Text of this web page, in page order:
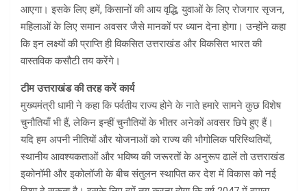
आएगा। इसके लिए हमें, किसानों की आय वृद्धि, युवाओं के लिए रोजगार सृजन,
महिलाओं के लिए समान अवसर जैसे मानकों पर ध्यान देना होगा। उन्होंने कहा
कि इन लक्ष्यों की प्राप्ति ही विकसित उत्तराखंड और विकसित भारत की
वास्तविक कसौटी तय करेंगे।
टीम उत्तराखंड की तरह करें कार्य
मुख्यमंत्री धामी ने कहा कि पर्वतीय राज्य होने के नाते हमारे सामने कुछ विशेष
चुनौतियाँ भी हैं, लेकिन इन्हीं चुनौतियों के भीतर अनेकों अवसर छिपे हुए हैं।
यदि हम अपनी नीतियों और योजनाओं को राज्य की भौगोलिक परिस्थितियों,
स्थानीय आवश्यकताओं और भविष्य की जरूरतों के अनुरूप ढालें तो उत्तराखंड
इकोनॉमी और इकोलॉजी के बीच संतुलन स्थापित कर देश में विकास को नई